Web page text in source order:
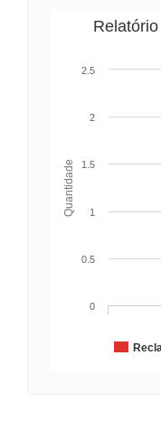
Quantidade
0
0.5
1
1.5
2
2.5